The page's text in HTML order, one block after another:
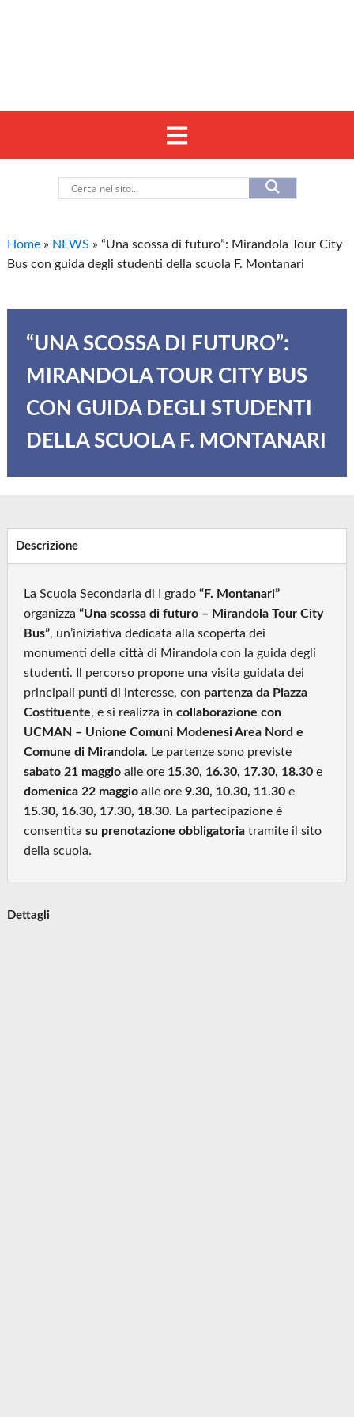
Home » NEWS »“Una scossa di futuro”: Mirandola Tour City
Bus con guida degli studenti della scuola F. Montanari
“UNA SCOSSA DI FUTURO”:
MIRANDOLA TOUR CITY BUS
CON GUIDA DEGLI STUDENTI
DELLA SCUOLA F. MONTANARI
Descrizione
La Scuola Secondaria di I grado“F. Montanari”
organizza“Una scossa di futuro – Mirandola Tour City
Bus”, un’iniziativa dedicata alla scoperta dei
monumenti della città di Mirandola con la guida degli
studenti. Il percorso propone una visita guidata dei
principali punti di interesse, con partenza da Piazza
Costituente, e si realizzain collaborazione con
UCMAN – Unione Comuni Modenesi Area Nord e
Comune di Mirandola. Le partenze sono previste
sabato 21 maggio alle ore 15.30, 16.30, 17.30, 18.30 e
domenica 22 maggio alle ore9.30, 10.30, 11.30 e
15.30, 16.30, 17.30, 18.30. La partecipazione è
consentitasu prenotazione obbligatoria tramite il sito
della scuola.
Dettagli